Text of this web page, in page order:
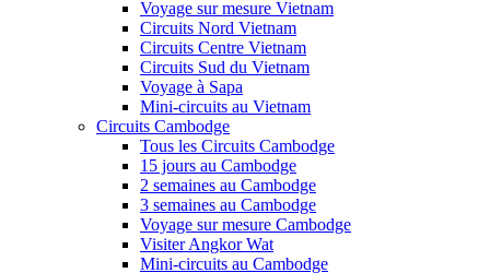
Voyage sur mesure Vietnam
Circuits Nord Vietnam
Circuits Centre Vietnam
Circuits Sud du Vietnam
Voyage à Sapa
Mini-circuits au Vietnam
Circuits Cambodge
Tous les Circuits Cambodge
15 jours au Cambodge
2 semaines au Cambodge
3 semaines au Cambodge
Voyage sur mesure Cambodge
Visiter Angkor Wat
Mini-circuits au Cambodge